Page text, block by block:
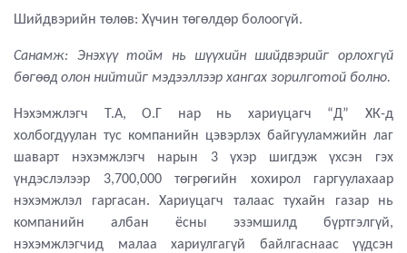
Шийдвэрийн төлөв: Хүчин төгөлдөр болоогүй.
Санамж: Энэхүү тойм нь шүүхийн шийдвэрийг орлохгүй
бөгөөд олон нийтийг мэдээллээр хангах зорилготой болно.
Нэхэмжлэгч Т.А, О.Г нар нь хариуцагч “Д” ХК-д
холбогдуулан тус компанийн цэвэрлэх байгууламжийн лаг
шаварт нэхэмжлэгч нарын 3 үхэр шигдэж үхсэн гэх
үндэслэлээр 3,700,000 төгрөгийн хохирол гаргуулахаар
нэхэмжлэл гаргасан. Хариуцагч талаас тухайн газар нь
компанийн албан ёсны эзэмшилд бүртгэлгүй,
нэхэмжлэгчид малаа хариулгагүй байлгаснаас үүдсэн